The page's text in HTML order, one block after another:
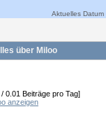
Aktuelles
über Miloo
0.01 Beiträge pro Tag]
anzeigen